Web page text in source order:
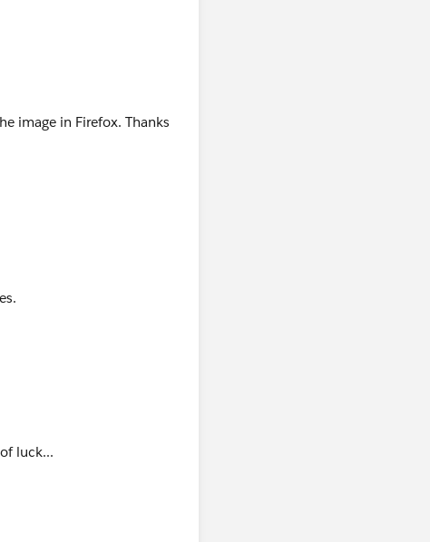
image in Firefox. Thanks
luck...